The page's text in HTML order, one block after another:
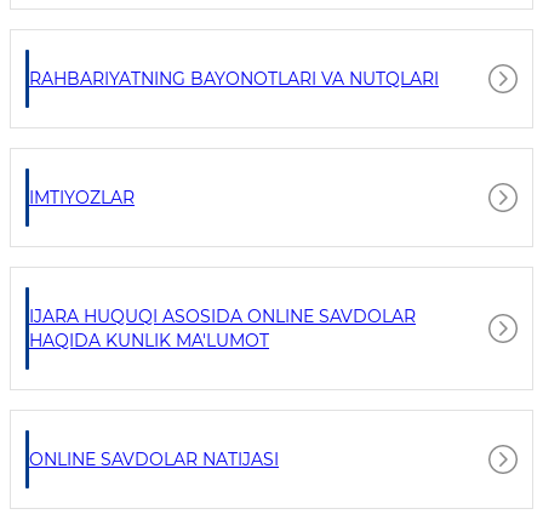
RAHBARIYATNING BAYONOTLARI VA NUTQLARI
IMTIYOZLAR
IJARA HUQUQI ASOSIDA ONLINE SAVDOLAR
HAQIDA KUNLIK MA'LUMOT
ONLINE SAVDOLAR NATIJASI